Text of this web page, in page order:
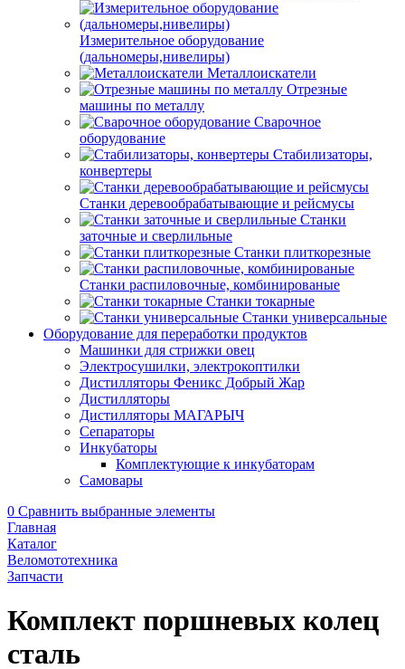
Измерительное оборудование
(дальномеры,нивелиры)
Металлоискатели
Отрезные
машины по металлу
Сварочное
оборудование
Стабилизаторы,
конвертеры
Станки деревообрабатывающие и рейсмусы
Станки
заточные и сверлильные
Станки плиткорезные
Станки распиловочные, комбинированые
Станки токарные
Станки универсальные
Оборудование для переработки продуктов
Машинки для стрижки овец
Электросушилки, электрокоптилки
Дистилляторы Феникс Добрый Жар
Дистилляторы
Дистилляторы МАГАРЫЧ
Сепараторы
Инкубаторы
Комплектующие к инкубаторам
Самовары
0 Сравнить выбранные элементы
Главная
Каталог
Веломототехника
Запчасти
Комплект поршневых колец
сталь